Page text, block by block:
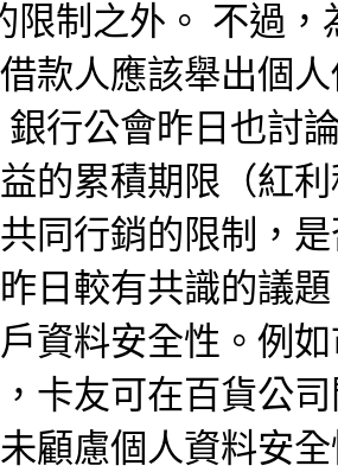
限制之外。 不過
款人應該舉出個
銀行公會昨日也討
的累積期限（紅
同行銷的限制，
日較有共識的議
資料安全性。例
卡友可在百貨公
顧慮個人資料安